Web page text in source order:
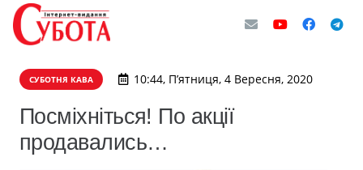
СУБОТНЯ КАВА 10:44, П’ятниця, 4 Вересня, 2020
Посміхніться! По акції
продавались…